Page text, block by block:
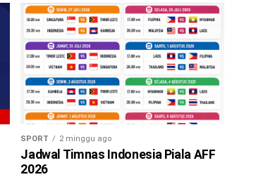
SPORT 2 minggu ago
Jadwal Timnas Indonesia Piala AFF
2026